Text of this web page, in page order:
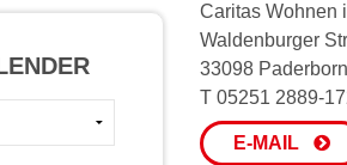
Caritas Wohnen
Waldenburger
33098 Paderborn
T 05251 2889-
E-MAIL